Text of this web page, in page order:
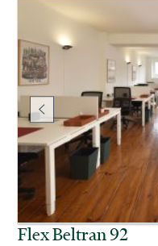
Flex Beltran 92